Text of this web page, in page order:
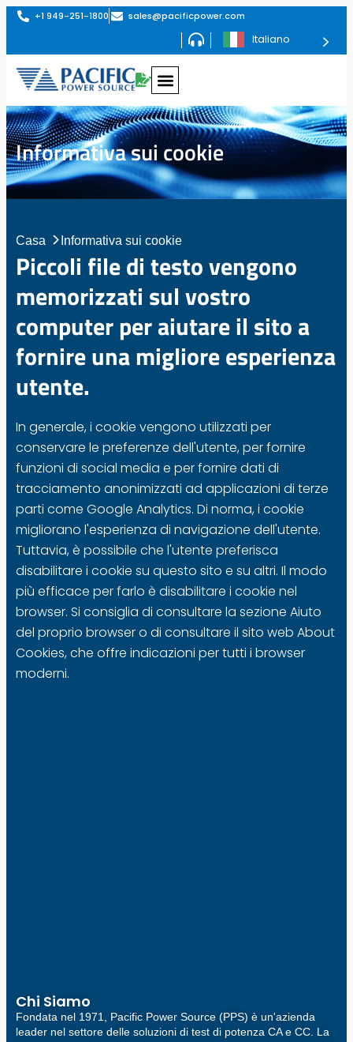
+1 949-251-1800 sales@pacificpower.com
Italiano
Informativa sui cookie
Casa Informativa sui cookie
Piccoli file di testo vengono
memorizzati sul vostro
computer per aiutare il sito a
fornire una migliore esperienza
utente.
In generale, i cookie vengono utilizzati per
conservare le preferenze dell'utente, per fornire
funzioni di social media e per fornire dati di
tracciamento anonimizzati ad applicazioni di terze
parti come Google Analytics. Di norma, i cookie
migliorano l'esperienza di navigazione dell'utente.
Tuttavia, è possibile che l'utente preferisca
disabilitare i cookie su questo sito e su altri. Il modo
più efficace per farlo è disabilitare i cookie nel
browser. Si consiglia di consultare la sezione Aiuto
del proprio browser o di consultare il sito web About
Cookies, che offre indicazioni per tutti i browser
moderni.
Chi Siamo
Fondata nel 1971, Pacific Power Source (PPS) è un'azienda
leader nel settore delle soluzioni di test di potenza CA e CC. La